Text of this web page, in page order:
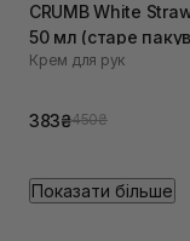
CRUMB White
50 мл (старе
Крем для рук
383₴450₴
Показати більше